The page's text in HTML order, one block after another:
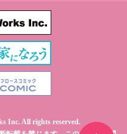
Inc. All rights reserved.